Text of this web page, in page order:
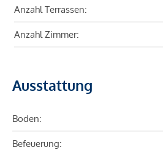
Anzahl Terrassen:
Anzahl Zimmer:
Ausstattung
Boden:
Befeuerung: